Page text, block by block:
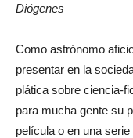
Diógenes
Como astrónomo
presentar en la
plática sobre ciencia-
para mucha gente su
película o en una